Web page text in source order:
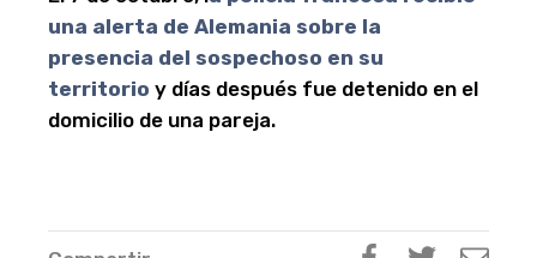
una alerta de Alemania sobre la
presencia del sospechoso en su
territorio y días después fue detenido en el
domicilio de una pareja.